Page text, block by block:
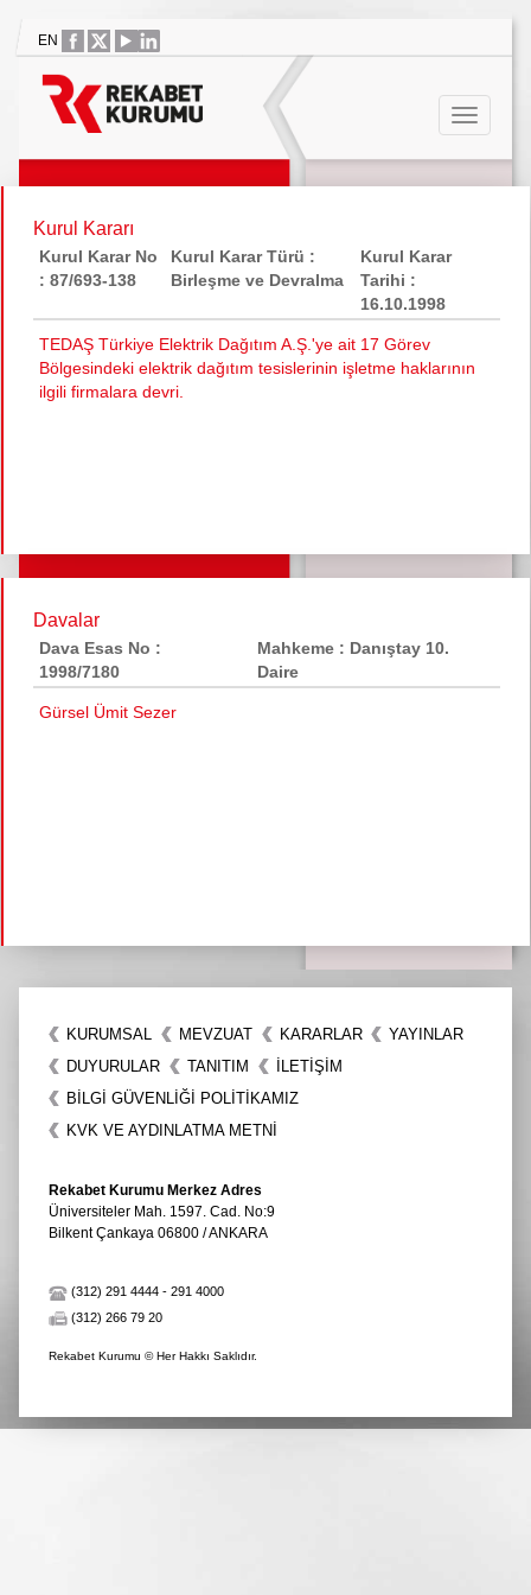
EN
Kurul Kararı
Kurul Karar No
: 87/693-138
Kurul Karar Türü :
Birleşme ve Devralma
Kurul Karar
Tarihi :
16.10.1998
TEDAŞ Türkiye Elektrik Dağıtım A.Ş.'ye ait 17 Görev
Bölgesindeki elektrik dağıtım tesislerinin işletme haklarının
ilgili firmalara devri.
Davalar
Dava Esas No :
1998/7180
Mahkeme : Danıştay 10.
Daire
Gürsel Ümit Sezer
KURUMSAL MEVZUAT KARARLAR
YAYINLAR
DUYURULAR
TANITIM
İLETIŞIM
BİLGİ GÜVENLİĞİ POLİTİKAMIZ
KVK VE AYDINLATMA METNİ
Rekabet Kurumu Merkez Adres
Üniversiteler Mah. 1597. Cad. No:9
Bilkent Çankaya 06800 / ANKARA
(312) 291 4444 - 291 4000
(312) 266 79 20
Rekabet Kurumu © Her Hakkı Saklıdır.